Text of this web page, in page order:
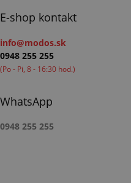
E-shop kontakt
info@modos.sk
0948 255 255
(Po - Pi, 8 - 16:30 hod.)
WhatsApp
0948 255 255